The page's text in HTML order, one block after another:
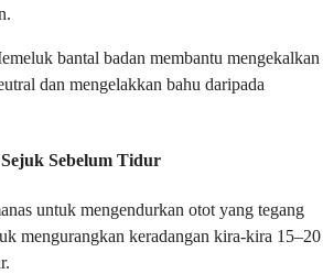
bantal badan membantu mengekalkan
dan mengelakkan bahu daripada
Sebelum Tidur
untuk mengendurkan otot yang tegang
mengurangkan keradangan kira-kira 15–20